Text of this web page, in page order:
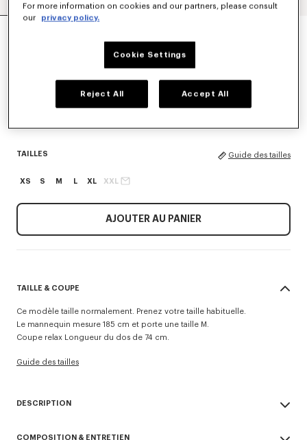
VESTE WORKWEAR LÉGÈRE 'KENZO TULIP' EN
COULEUR :Bleu Noir
TAILLES Guide des tailles
XS S M L XL XXL
AJOUTER AU PANIER
TAILLE & COUPE
Ce modèle taille normalement. Prenez votre taille habituelle.
Le mannequin mesure 185 cm et porte une taille M.
Coupe relax Longueur du dos de 74 cm.
Guide des tailles
DESCRIPTION
COMPOSITION & ENTRETIEN
For more information on cookies and our partners, please consult
our
privacy policy.
Cookie Settings
Reject All Accept All